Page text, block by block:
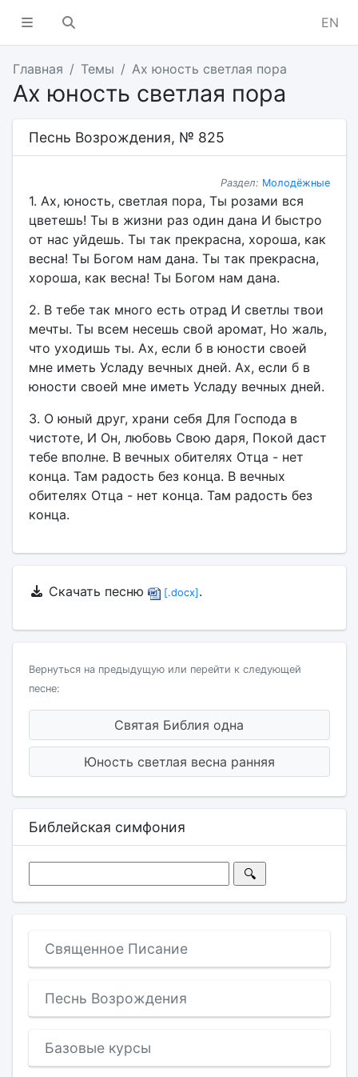
EN
Главная Темы Ах юность светлая пора
Ах юность светлая пора
Песнь Возрождения, № 825
Раздел: Молодёжные
1. Ах, юность, светлая пора, Ты розами вся
цветешь! Ты в жизни раз один дана И быстро
от нас уйдешь. Ты так прекрасна, хороша, как
весна! Ты Богом нам дана. Ты так прекрасна,
хороша, как весна! Ты Богом нам дана.
2. В тебе так много есть отрад И светлы твои
мечты. Ты всем несешь свой аромат, Но жаль,
что уходишь ты. Ах, если б в юности своей
мне иметь Усладу вечных дней. Ах, если б в
юности своей мне иметь Усладу вечных дней.
3. О юный друг, храни себя Для Господа в
чистоте, И Он, любовь Свою даря, Покой даст
тебе вполне. В вечных обителях Отца - нет
конца. Там радость без конца. В вечных
обителях Отца - нет конца. Там радость без
конца.
Скачать песню [.docx] .
Вернуться на предыдущую или перейти к следующей
песне:
Святая Библия одна
Юность светлая весна ранняя
Библейская симфония
Священное Писание
Песнь Возрождения
Базовые курсы